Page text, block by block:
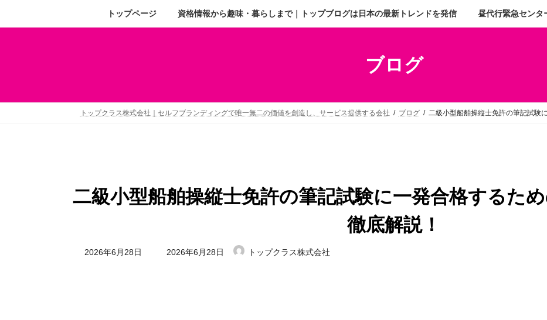
トップページ 資格情報から趣味・暮らしまで｜トップブログは日本の最新トレンドを発信 昼代行緊急センタ
ブログ
トップクラス株式会社｜セルフブランディングで唯一無二の価値を創造し、サービス提供する会社 ブログ 二級小型船舶操縦士免許の筆記試験
二級小型船舶操縦士免許の筆記試験に一発合格するた
徹底解説！
2026年6月28日 2026年6月28日 トップクラス株式会社